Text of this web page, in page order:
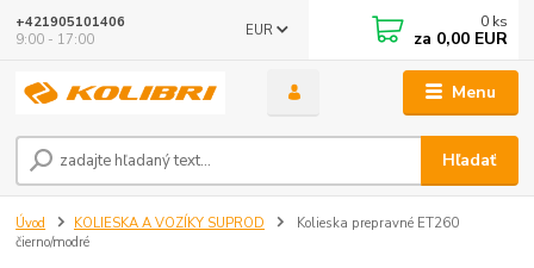
Menu
EUR
Hľadať
+421905101406
9:00 - 17:00
0 ks
za 0,00 EUR
Úvod KOLIESKA A VOZÍKY SUPROD
Kolieska prepravné ET260
čierno/modré